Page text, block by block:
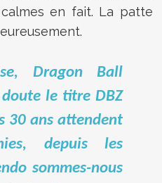
en fait. La patte
Dragon Ball
le titre DBZ
30 ans attendent
depuis les
sommes-nous